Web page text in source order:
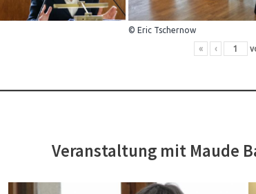
© Eric Tschernow
« ‹
Veranstaltung mit Maude